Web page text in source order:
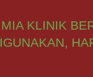
KLINIK